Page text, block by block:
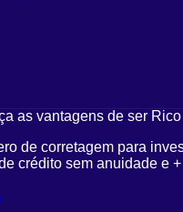
as vantagens de ser Rico
de corretagem para
crédito sem anuidade e +